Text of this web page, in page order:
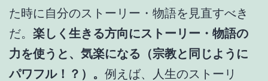
た時に自分のストーリー・物語を見直すべき
だ。 楽しく生きる方向にストーリー・物語の
力を使うと、気楽になる（宗教と同じように
パワフル！？）。 例えば、人生のストーリ